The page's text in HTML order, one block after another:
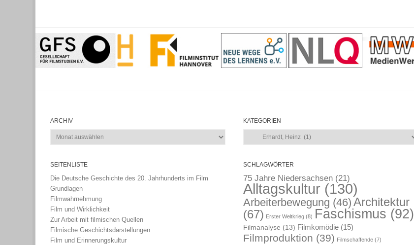
ARCHIV
Archiv
SEITENLISTE
Die Deutsche Geschichte des 20. Jahrhunderts im Film
Grundlagen
Filmwahrnehmung
Film und Wirklichkeit
Zur Arbeit mit filmischen Quellen
Filmische Geschichtsdarstellungen
Film und Erinnerungskultur
KATEGORIEN
Kategorien
SCHLAGWÖRTER
75 Jahre Niedersachsen (21)
Alltagskultur (130)
Arbeiterbewegung (46) Architektur
(67) Erster Weltkrieg (8) Faschismus (92)
Filmanalyse (13) Filmkomödie (15)
Filmproduktion (39) Filmschaffende (7)